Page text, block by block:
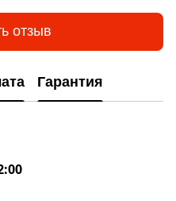
отзыв
Гарантия